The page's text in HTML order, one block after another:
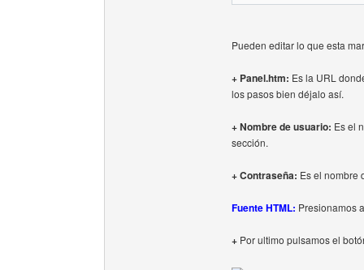
Pueden editar lo que esta
+ Panel.htm: Es la URL
los pasos bien déjalo así.
+ Nombre de usuario: Es el
sección.
+ Contraseña: Es el nombre
Fuente HTML: Presionamos
+ Por ultimo pulsamos el